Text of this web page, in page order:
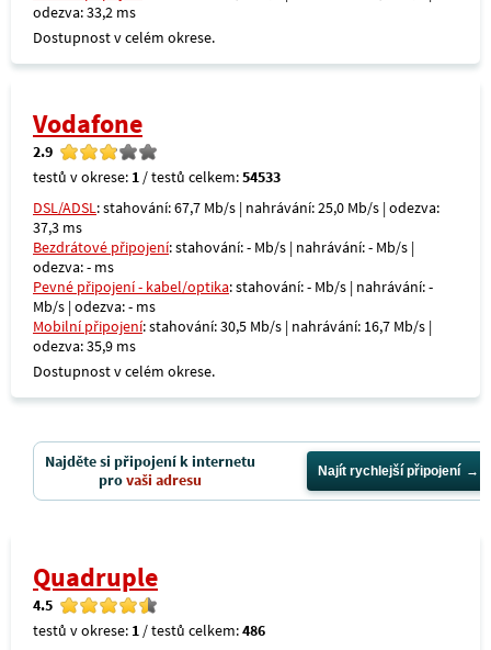
odezva: 33,2 ms
Dostupnost v celém okrese.
Vodafone
2.9
testů v okrese: 1 / testů celkem:54533
DSL/ADSL: stahování: 67,7 Mb/s | nahrávání: 25,0 Mb/s | odezva:
37,3 ms
Bezdrátové připojení: stahování: - Mb/s | nahrávání: - Mb/s |
odezva: - ms
Pevné připojení - kabel/optika: stahování: - Mb/s | nahrávání: -
Mb/s | odezva: - ms
Mobilní připojení: stahování: 30,5 Mb/s | nahrávání: 16,7 Mb/s |
odezva: 35,9 ms
Dostupnost v celém okrese.
Najděte si připojení k internetu
provaši adresu Najít rychlejší připojení
Quadruple
4.5
testů v okrese: 1 / testů celkem:486